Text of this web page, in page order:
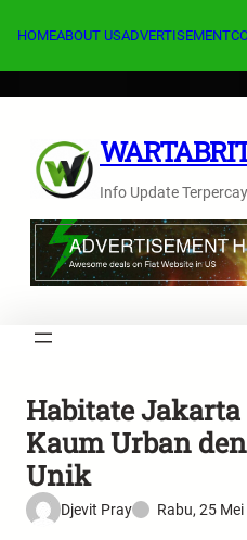
HOMEABOUT USADVERTISEMENT
Info Update
Habitate
Kaum Urban
Unik
Djevit Pray Rabu, 25